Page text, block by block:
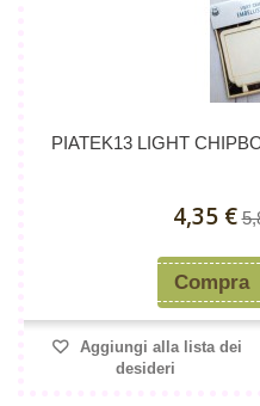
PIATEK13 LIGHT
4,35 €
Compra
Aggiungi alla lista dei
desideri